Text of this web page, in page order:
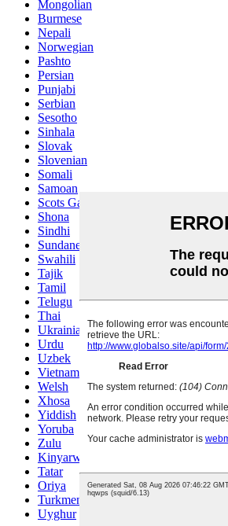
Mongolian
Burmese
Nepali
Norwegian
Pashto
Persian
Punjabi
Serbian
Sesotho
Sinhala
Slovak
Slovenian
Somali
Samoan
Scots Gaelic
Shona
Sindhi
Sundanese
Swahili
Tajik
Tamil
Telugu
Thai
Ukrainian
Urdu
Uzbek
Vietnamese
Welsh
Xhosa
Yiddish
Yoruba
Zulu
Kinyarwanda
Tatar
Oriya
Turkmen
Uyghur